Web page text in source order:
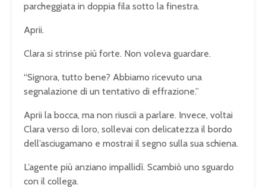
parcheggiata in doppia fila sotto la finestra.
Aprii.
Clara si strinse più forte. Non voleva guardare.
“Signora, tutto bene? Abbiamo ricevuto una
segnalazione di un tentativo di effrazione.”
Aprii la bocca, ma non riuscii a parlare. Invece, voltai
Clara verso di loro, sollevai con delicatezza il bordo
dell’asciugamano e mostrai il segno sulla sua schiena.
L’agente più anziano impallidì. Scambiò uno sguardo
con il collega.